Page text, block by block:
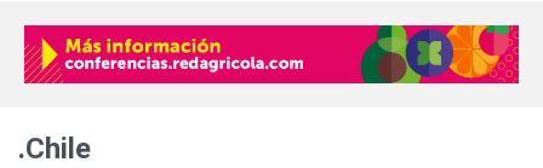
.Chile